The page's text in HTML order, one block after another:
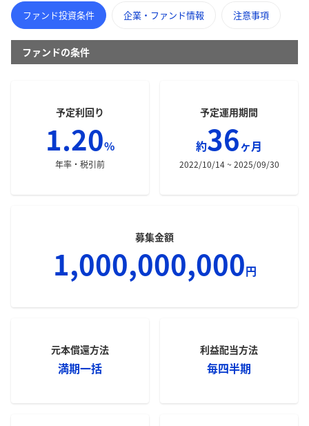
ファンド投資条件 企業・ファンド情報 注意事項
ファンドの条件
予定利回り
1.20%
年率・税引前
予定運用期間
約36ヶ月
2022/10/14 ~ 2025/09/30
募集金額
1,000,000,000円
元本償還方法
満期一括
利益配当方法
毎四半期